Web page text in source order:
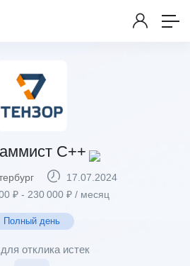
С++
17.07.2024
₽- 230 000 ₽/ месяц
Полный день
отклика истек